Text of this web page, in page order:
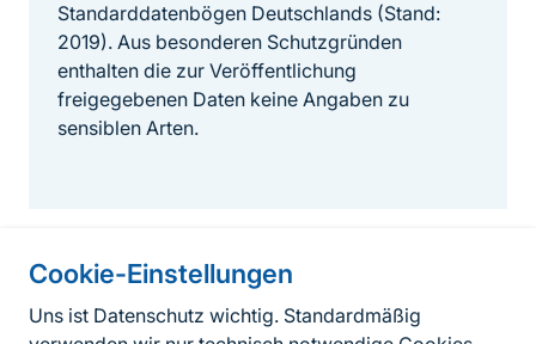
Cookie-Einstellungen
Uns ist Datenschutz wichtig. Standardmäßig
Standarddatenbögen Deutschlands (Stand:
2019). Aus besonderen Schutzgründen
enthalten die zur Veröffentlichung
freigegebenen Daten keine Angaben zu
sensiblen Arten.
Informationen zur Seite